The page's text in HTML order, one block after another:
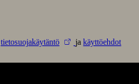
tietosuojakäytäntö jakäyttöehdot